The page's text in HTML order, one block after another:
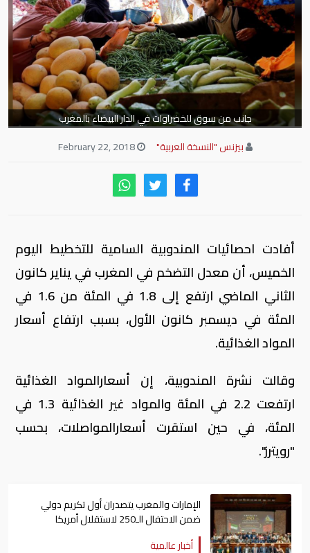
جانب من سوق للخضراوات في الدار البيضاء بالمغرب
بيزنس "النسخة العربية"
February 22, 2018
أفادت احصائيات المندوبية السامية للتخطيط اليوم
الخميس، أن معدل التضخم في المغرب في يناير كانون
الثاني الماضي ارتفع إلى 1.8 في المئة من 1.6 في
المئة في ديسمبر كانون الأول، بسبب ارتفاع أسعار
المواد الغذائية.
وقالت نشرة المندوبية، إن أسعارالمواد الغذائية
ارتفعت 2.2 في المئة والمواد غير الغذائية 1.3 في
المئة، في حين استقرت أسعارالمواصلات، بحسب
"رويترز".
الإمارات والمغرب يتصدران أول تكريم دولي
ضمن الاحتفال الـ250 لاستقلال أمريكا
أخبار عالمية